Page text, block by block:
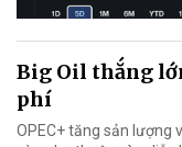
Big Oil thắng
phí
OPEC+ tăng sản lượng